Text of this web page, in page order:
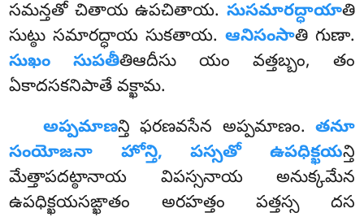
సమన్తతో చితాయ ఉపచితాయ. సుసమారద్ధాయాతి
సుట్ఠు సమారద్ధాయ సుకతాయ. ఆనిసంసాతి గుణా.
సుఖం సుపతీతిఆదీసు యం వత్తబ్బం, తం
ఏకాదసకనిపాతే వక్ఖామ.
అప్పమాణన్తిఫరణవసేన అప్పమాణం. తనూ
సంయోజనా హోన్తి, పస్సతో ఉపధిక్ఖయన్తి
మేత్తాపదట్ఠానాయ విపస్సనాయ అనుక్కమేన
ఉపధిక్ఖయసఙ్ఖాతం అరహత్తం పత్తస్స దస